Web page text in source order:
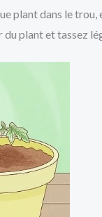
dans le trou,
plant et tassez